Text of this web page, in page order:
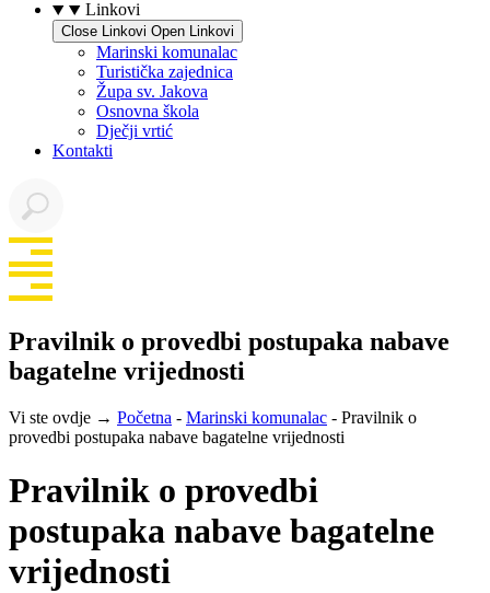
Linkovi
Close Linkovi Open Linkovi
Marinski komunalac
Turistička zajednica
Župa sv. Jakova
Osnovna škola
Dječji vrtić
Kontakti
Pravilnik o provedbi postupaka nabave
bagatelne vrijednosti
Vi ste ovdje → Početna - Marinski komunalac - Pravilnik o
provedbi postupaka nabave bagatelne vrijednosti
Pravilnik o provedbi
postupaka nabave bagatelne
vrijednosti